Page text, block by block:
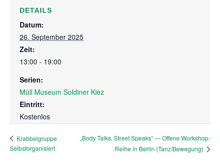
DETAILS
Datum:
26. September 2025
Zeit:
13:00 - 19:00
Serien:
Müll Museum Soldiner Kiez
Eintritt:
Kostenlos
Krabbelgruppe
Selbstorganisiert
„Body Talks, Street Speaks“ — Offene Workshop-
Reihe in Berlin (Tanz/Bewegung)